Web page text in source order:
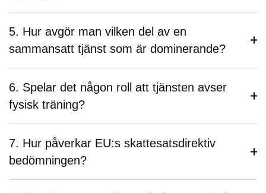
5. Hur avgör man vilken del av en
sammansatt tjänst som är dominerande?
6. Spelar det någon roll att tjänsten avser
fysisk träning?
7. Hur påverkar EU:s skattesatsdirektiv
bedömningen?